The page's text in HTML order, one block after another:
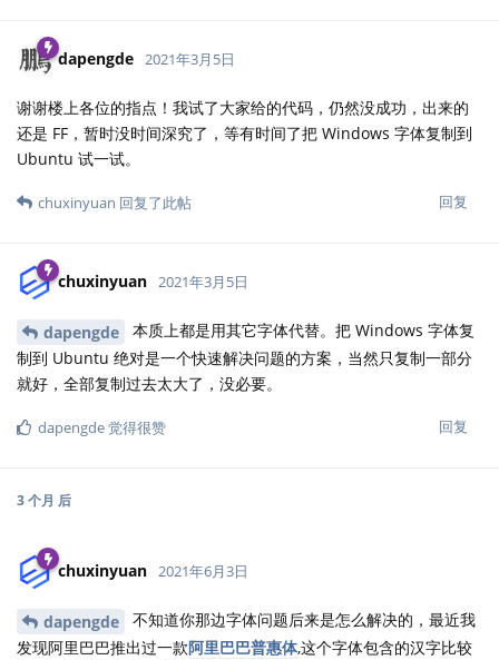
dapengde 2021年3月5日
谢谢楼上各位的指点！我试了大家给的代码，仍然没成功，出来的
还是 FF，暂时没时间深究了，等有时间了把 Windows 字体复制到
Ubuntu 试一试。
回复
chuxinyuan 回复了此帖
chuxinyuan 2021年3月5日
dapengde
本质上都是用其它字体代替。把 Windows 字体复
制到 Ubuntu 绝对是一个快速解决问题的方案，当然只复制一部分
就好，全部复制过去太大了，没必要。
回复
dapengde觉得很赞
3 个月 后
chuxinyuan 2021年6月3日
dapengde
不知道你那边字体问题后来是怎么解决的，最近我
发现阿里巴巴推出过一款阿里巴巴普惠体,这个字体包含的汉字比较